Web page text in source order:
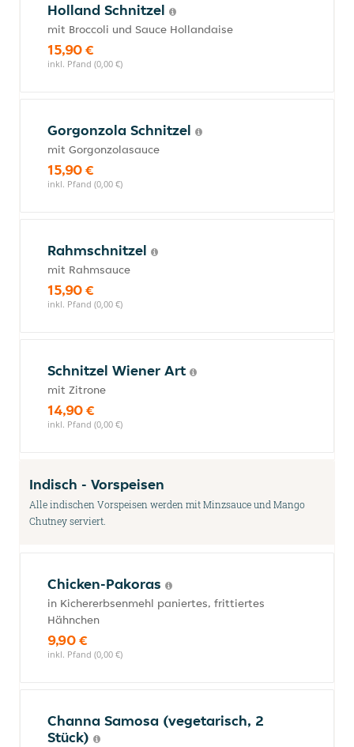
Holland Schnitzel
mit Broccoli und Sauce Hollandaise
15,90 €
inkl. Pfand (0,00 €)
Gorgonzola Schnitzel
mit Gorgonzolasauce
15,90 €
inkl. Pfand (0,00 €)
Rahmschnitzel
mit Rahmsauce
15,90 €
inkl. Pfand (0,00 €)
Schnitzel Wiener Art
mit Zitrone
14,90 €
inkl. Pfand (0,00 €)
Indisch - Vorspeisen
Alle indischen Vorspeisen werden mit Minzsauce und Mango
Chutney serviert.
Chicken-Pakoras
in Kichererbsenmehl paniertes, frittiertes
Hähnchen
9,90 €
inkl. Pfand (0,00 €)
Channa Samosa (vegetarisch, 2
Stück)